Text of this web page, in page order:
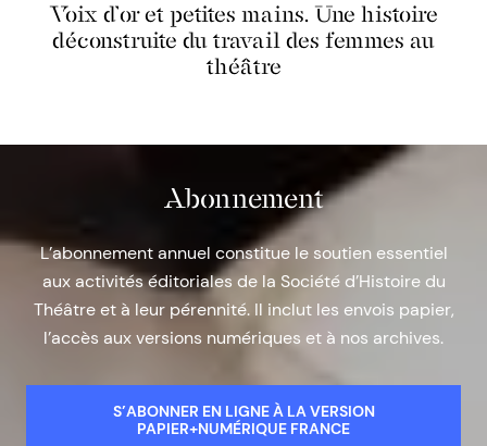
Voix d’or et petites mains. Une histoire
déconstruite du travail des femmes au
théâtre
Abonnement
L’abonnement annuel constitue le soutien essentiel
aux activités éditoriales de la Société d’Histoire du
Théâtre et à leur pérennité. Il inclut les envois papier,
l’accès aux versions numériques et à nos archives.
S’ABONNER EN LIGNE À LA VERSION
PAPIER+NUMÉRIQUE FRANCE